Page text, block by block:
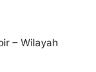
– Wilayah